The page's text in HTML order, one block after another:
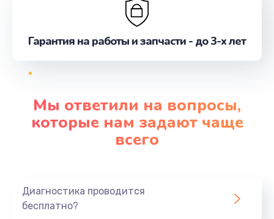
Гарантия на работы и запчасти - до 3-х лет
Мы ответили на вопросы,
которые нам задают чаще
всего
Диагностика проводится
бесплатно?